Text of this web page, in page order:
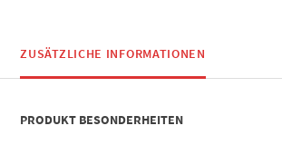
ZUSÄTZLICHE INFORMATIONEN
PRODUKT BESONDERHEITEN